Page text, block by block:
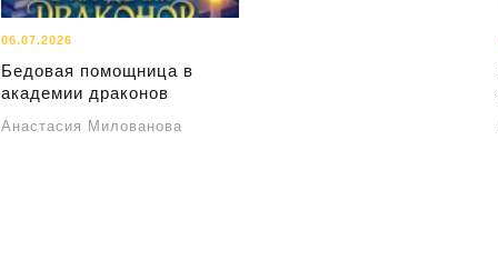
06.07.2026
Бедовая помощница в
академии драконов
Анастасия Милованова